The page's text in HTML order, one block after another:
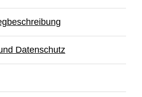
Datenschutz